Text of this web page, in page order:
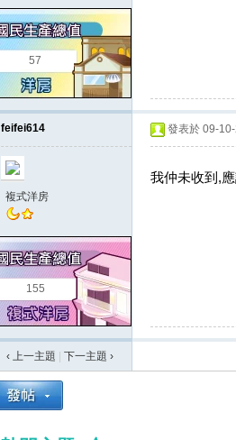
57
feifei614
複式洋房
155
發表於 09-
我仲未收到,
‹ 上一主題 下一主題 ›